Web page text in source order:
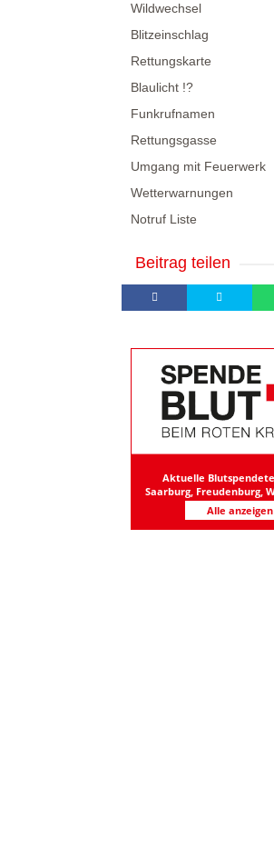
Wildwechsel
Blitzeinschlag
Rettungskarte
Blaulicht !?
Funkrufnamen
Rettungsgasse
Umgang mit Feuerwerk
Wetterwarnungen
Notruf Liste
Beitrag teilen
Aktuelle
Saarburg, Freudenburg,
Alle anzeigen